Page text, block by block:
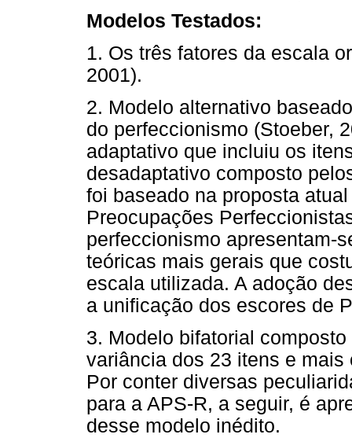
Modelos Testados:
1. Os três fatores da escala
2001).
2. Modelo alternativo
do perfeccionismo (Stoeber,
adaptativo que incluiu os
desadaptativo composto
foi baseado na proposta
Preocupações
perfeccionismo apresentam-
teóricas mais gerais que
escala utilizada. A adoção
a unificação dos escores de
3. Modelo bifatorial
variância dos 23 itens e
Por conter diversas
para a APS-R, a seguir, é
desse modelo inédito.